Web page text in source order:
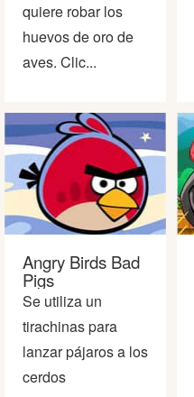
quiere robar los
huevos de oro de
aves. Clic...
Angry Birds Bad
Pigs
Se utiliza un
tirachinas para
lanzar pájaros a los
cerdos